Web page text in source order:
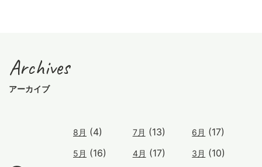
Archives
アーカイブ
8月 (4) 7月 (13) 6月 (17)
5月 (16) 4月 (17) 3月 (10)